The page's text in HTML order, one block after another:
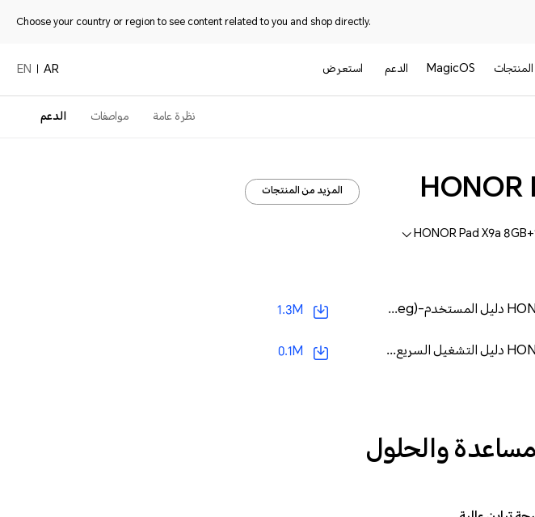
Choose your country or region to see content related to you and shop directly.
MagicOS الدعم استعرض AR
EN
نظرة عامة مواصفات الدعم
HONOR المزيد من المنتجات
HONOR Pad X9a
HONOR Pad X9a دليل المستخدم-(MagicOS 9.0_01,ar-eg)[ 1.3M ]
1.3M
HONOR Pad X9a دليل التشغيل السريع-(Magic OS 9.0_01,ELN2-W29,ar)[ 0.1M ] 0.1M
والحلول